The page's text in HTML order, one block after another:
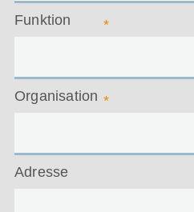
Funktion *
Organisation *
Adresse